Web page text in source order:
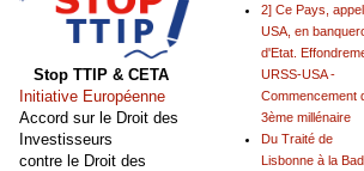
2] Ce Pays,
USA, en
d'Etat.
URSS-USA -
Commencement
3ème millénaire
Du Traité de
Lisbonne à la Bad
Stop TTIP & CETA
Initiative Européenne
Accord sur le Droit des
Investisseurs
contre le Droit des